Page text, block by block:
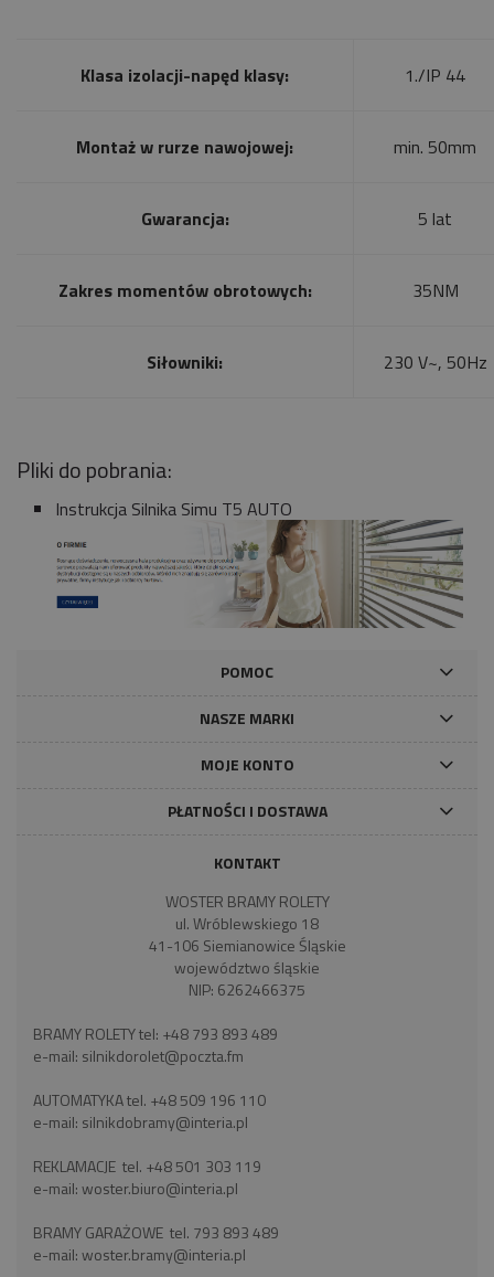
Klasa izolacji-napęd klasy: 1./IP 44
Montaż w rurze nawojowej: min. 50mm
Gwarancja: 5 lat
Zakres momentów obrotowych: 35NM
Siłowniki: 230 V~, 50Hz
Pliki do pobrania:
Instrukcja Silnika Simu T5 AUTO
POMOC
NASZE MARKI
MOJE KONTO
PŁATNOŚCI I DOSTAWA
KONTAKT
WOSTER BRAMY ROLETY
ul. Wróblewskiego 18
41-106 Siemianowice Śląskie
województwo śląskie
NIP: 6262466375
BRAMY ROLETY tel: +48 793 893 489
e-mail: silnikdorolet@poczta.fm
AUTOMATYKA tel. +48 509 196 110
e-mail: silnikdobramy@interia.pl
REKLAMACJE tel. +48 501 303 119
e-mail:woster.biuro@interia.pl
BRAMY GARAŻOWE tel. 793 893 489
e-mail:woster.bramy@interia.pl